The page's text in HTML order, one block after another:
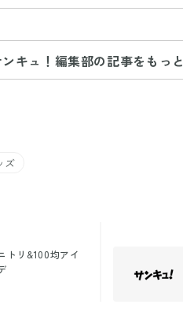
キュ！編集部の記事をもっ
ズ
トリ&100均アイ